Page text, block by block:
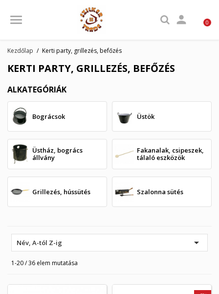
 0
Kezdőlap Kerti party, grillezés, befőzés
KERTI PARTY, GRILLEZÉS, BEFŐZÉS
ALKATEGÓRIÁK
Bográcsok Üstök
Üstház, bogrács
állvány
Fakanalak, csipeszek,
tálaló eszközök
Grillezés, hússütés Szalonna sütés
Név, A-tól Z-ig 
1-20 / 36 elem mutatása